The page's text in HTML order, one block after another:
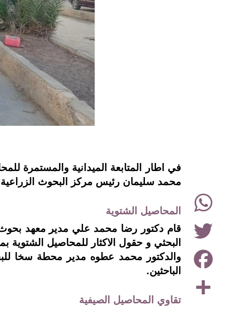
Share
Facebook
Twitter
WhatsApp
instagramفي اطار المتابعة الميدانية والمستمرة
محمد سليمان رئيس مركز البحوث الزراعية
المحاصيل الشتوية
قام دكتور رضا محمد علي مدير معهد بحوث
البحثي و حقول الاكثار للمحاصيل
والدكتور محمد عطوه مدير محطة سخا
الباحثين.
تقاوي المحاصيل الصيفية